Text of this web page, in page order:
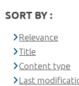
SORT BY :
Relevance
Title
Content type
Last